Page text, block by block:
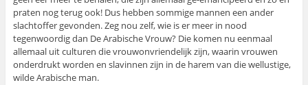
praten nog terug ook! Dus hebben sommige mannen een ander
slachtoffer gevonden. Zeg nou zelf, wie is er meer in nood
tegenwoordig dan De Arabische Vrouw? Die komen nu eenmaal
allemaal uit culturen die vrouwonvriendelijk zijn, waarin vrouwen
onderdrukt worden en slavinnen zijn in de harem van die wellustige,
wilde Arabische man.